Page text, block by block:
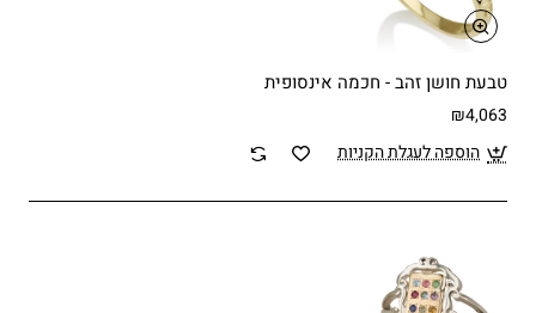
טבעת חושן זהב - חכמה אינסופית
₪4,063
הוספה לעגלת הקניות